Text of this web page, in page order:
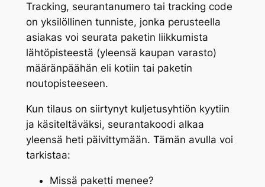
Tracking, seurantanumero tai tracking code
on yksilöllinen tunniste, jonka perusteella
asiakas voi seurata paketin liikkumista
lähtöpisteestä (yleensä kaupan varasto)
määränpäähän eli kotiin tai paketin
noutopisteeseen.
Kun tilaus on siirtynyt kuljetusyhtiön kyytiin
ja käsiteltäväksi, seurantakoodi alkaa
yleensä heti päivittymään. Tämän avulla voi
tarkistaa:
Missä paketti menee?